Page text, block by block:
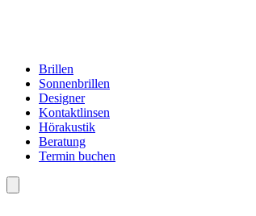
Brillen
Sonnenbrillen
Designer
Kontaktlinsen
Hörakustik
Beratung
Termin buchen